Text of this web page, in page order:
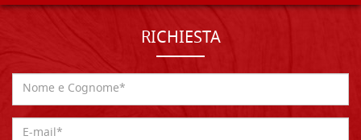
RICHIESTA